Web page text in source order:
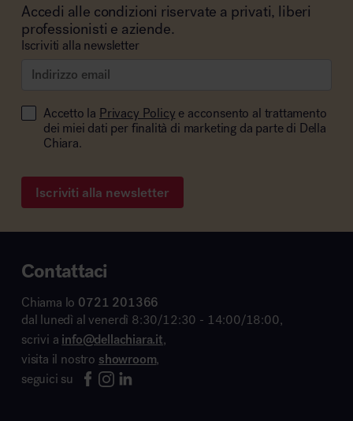
Accedi alle condizioni riservate a privati, liberi
professionisti e aziende.
Iscriviti alla newsletter
Accetto la Privacy Policy e acconsento al trattamento
dei miei dati per finalità di marketing da parte di Della
Chiara.
Iscriviti alla newsletter
Contattaci
Chiama lo 0721 201366
dal lunedì al venerdì 8:30/12:30 - 14:00/18:00,
scrivi a info@dellachiara.it,
visita il nostro showroom,
seguici su